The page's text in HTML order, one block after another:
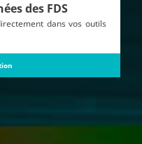
des FDS
dans vos outils